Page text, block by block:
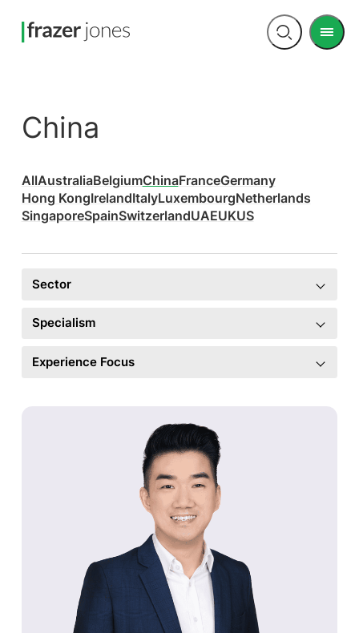
Open
Menu
China
AllAustraliaBelgiumChinaFranceGermany
Hong KongIrelandItalyLuxembourgNetherlands
SingaporeSpainSwitzerlandUAEUKUS
Sector
Specialism
Experience Focus